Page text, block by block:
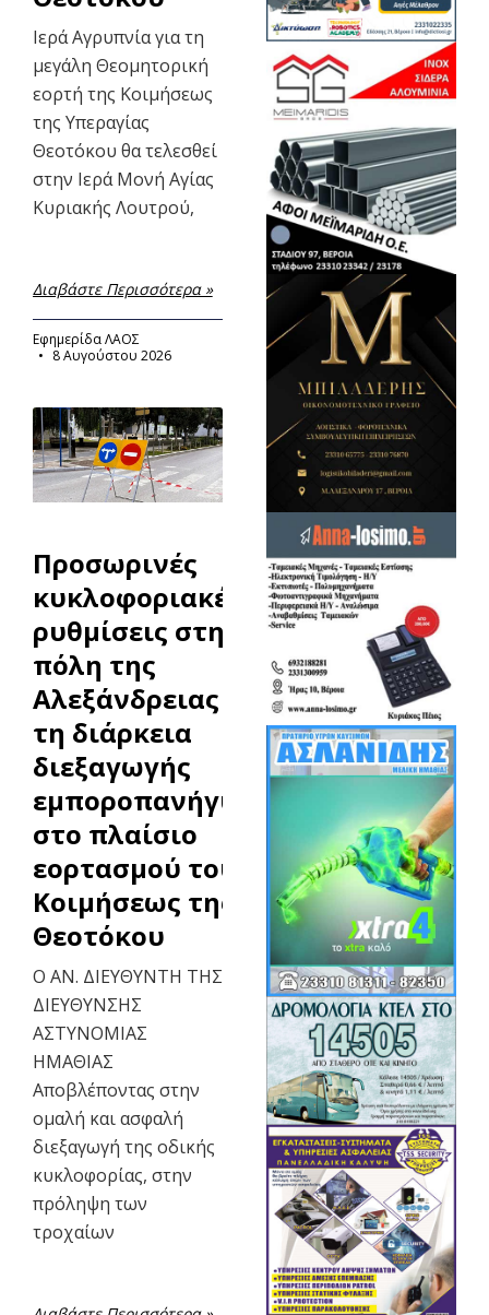
Ιερά Αγρυπνία για τη
μεγάλη Θεομητορική
εορτή της Κοιμήσεως
της Υπεραγίας
Θεοτόκου θα τελεσθεί
στην Ιερά Μονή Αγίας
Κυριακής Λουτρού,
Διαβάστε Περισσότερα »
Εφημερίδα ΛΑΟΣ
8 Αυγούστου 2026
Προσωρινές
κυκλοφοριακές
ρυθμίσεις στην
πόλη της
Αλεξάνδρειας κατά
τη διάρκεια
διεξαγωγής
εμποροπανήγυρης,
στο πλαίσιο
εορτασμού του Ι.Ν.
Κοιμήσεως της
Θεοτόκου
Ο ΑΝ. ΔΙΕΥΘΥΝΤΗ ΤΗΣ
ΔΙΕΥΘΥΝΣΗΣ
ΑΣΤΥΝΟΜΙΑΣ
ΗΜΑΘΙΑΣ
Αποβλέποντας στην
ομαλή και ασφαλή
διεξαγωγή της οδικής
κυκλοφορίας, στην
πρόληψη των
τροχαίων